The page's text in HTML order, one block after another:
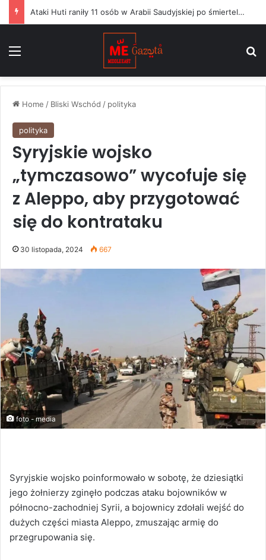
Ataki Huti raniły 11 osób w Arabii Saudyjskiej po śmiertelnym uderzeniu na wojska Jemenu
Home / Bliski Wschód / polityka
polityka
Syryjskie wojsko
„tymczasowo” wycofuje się
z Aleppo, aby przygotować
się do kontrataku
30 listopada, 2024 667
foto - media
Syryjskie wojsko poinformowało w sobotę, że dziesiątki
jego żołnierzy zginęło podczas ataku bojowników w
północno-zachodniej Syrii, a bojownicy zdołali wejść do
dużych części miasta Aleppo, zmuszając armię do
przegrupowania się.